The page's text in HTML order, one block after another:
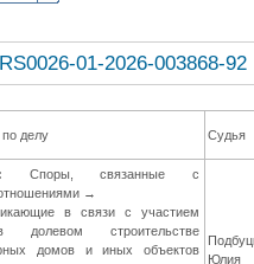
01-2026-003868-92
делу Судья
Споры, связанные с
→
в связи с участием
долевом строительстве
домов и иных объектов
Юлия